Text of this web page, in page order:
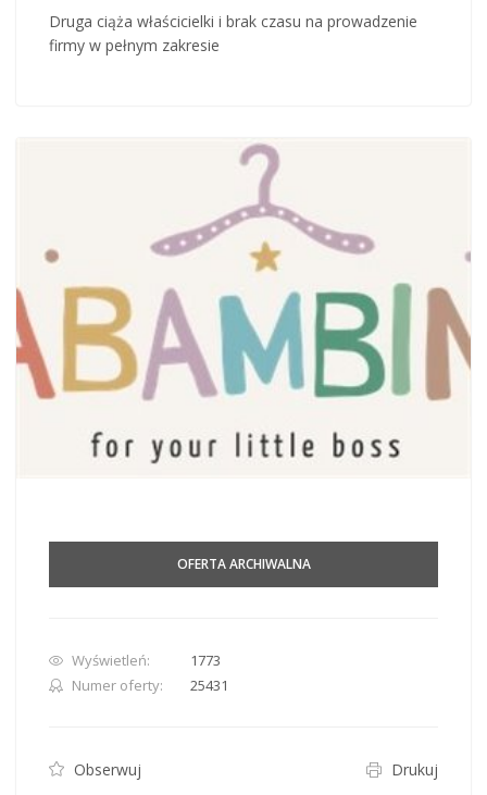
Druga ciąża właścicielki i brak czasu na prowadzenie
firmy w pełnym zakresie
OFERTA ARCHIWALNA
Wyświetleń:
1773
Numer oferty:
25431
Obserwuj Drukuj